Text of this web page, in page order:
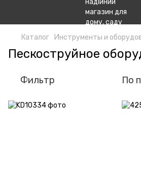
Каталог Инструменты и
Пескоструйное
Фильтр По